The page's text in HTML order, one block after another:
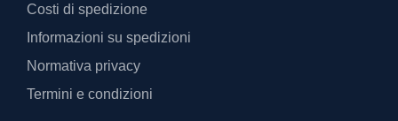
Costi di spedizione
Informazioni su spedizioni
Normativa privacy
Termini e condizioni